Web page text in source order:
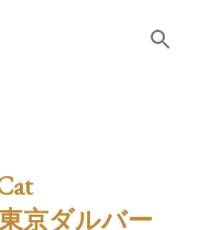
テンツに移動
京ダルバー